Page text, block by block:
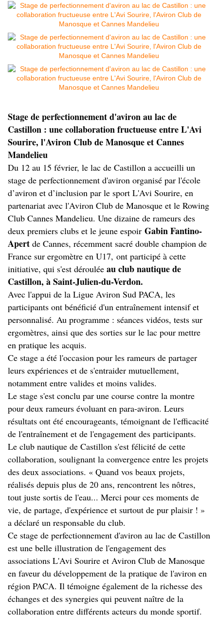
Stage de perfectionnement d'aviron au lac de
Castillon : une collaboration fructueuse entre L'Avi
Sourire, l'Aviron Club de Manosque et Cannes
Mandelieu
Du 12 au 15 février, le lac de Castillon a accueilli un
stage de perfectionnement d'aviron organisé par l'école
d’aviron et d’inclusion par le sport L'Avi Sourire, en
partenariat avec l'Aviron Club de Manosque et le Rowing
Club Cannes Mandelieu. Une dizaine de rameurs des
deux premiers clubs et le jeune espoir Gabin Fantino-
Apert de Cannes, récemment sacré double champion de
France sur ergomètre en U17, ont participé à cette
initiative, qui s'est déroulée au club nautique de
Castillon, à Saint-Julien-du-Verdon.
Avec l'appui de la Ligue Aviron Sud PACA, les
participants ont bénéficié d'un entraînement intensif et
personnalisé. Au programme : séances vidéos, tests sur
ergomètres, ainsi que des sorties sur le lac pour mettre
en pratique les acquis.
Ce stage a été l'occasion pour les rameurs de partager
leurs expériences et de s'entraider mutuellement,
notamment entre valides et moins valides.
Le stage s'est conclu par une course contre la montre
pour deux rameurs évoluant en para-aviron. Leurs
résultats ont été encourageants, témoignant de l'efficacité
de l'entraînement et de l'engagement des participants.
Le club nautique de Castillon s'est félicité de cette
collaboration, soulignant la convergence entre les projets
des deux associations. « Quand vos beaux projets,
réalisés depuis plus de 20 ans, rencontrent les nôtres,
tout juste sortis de l'eau... Merci pour ces moments de
vie, de partage, d'expérience et surtout de pur plaisir ! »
a déclaré un responsable du club.
Ce stage de perfectionnement d'aviron au lac de Castillon
est une belle illustration de l'engagement des
associations L'Avi Sourire et Aviron Club de Manosque
en faveur du développement de la pratique de l'aviron en
région PACA. Il témoigne également de la richesse des
échanges et des synergies qui peuvent naître de la
collaboration entre différents acteurs du monde sportif.